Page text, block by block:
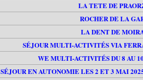
LA TETE DE
ROCHER DE LA
LA DENT DE
SÉJOUR MULTI-ACTIVITÉS VIA
WE MULTI-ACTIVITÉS DU 8 AU
SÉJOUR EN AUTONOMIE LES 2 ET 3 MAI